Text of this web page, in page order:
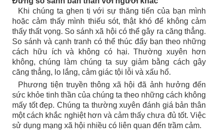
Khi chúng ta ghen tị với sự thăng tiến của bạn mình
hoặc cảm thấy mình thiếu sót, thật khó để không cảm
thấy thất vọng. So sánh xã hội có thể gây ra căng thẳng.
So sánh và cạnh tranh có thể thúc đẩy bạn theo những
cách hữu ích và không có hại. Thường xuyên hơn
không, chúng làm chúng ta suy giảm bằng cách gây
căng thẳng, lo lắng, cảm giác tội lỗi và xấu hổ.
Phương tiện truyền thông xã hội đã ảnh hưởng đến
sức khỏe tinh thần của chúng ta theo những cách không
mấy tốt đẹp. Chúng ta thường xuyên đánh giá bản thân
một cách khắc nghiệt hơn và cảm thấy chưa đủ tốt. Việc
sử dụng mạng xã hội nhiều có liên quan đến trầm cảm.